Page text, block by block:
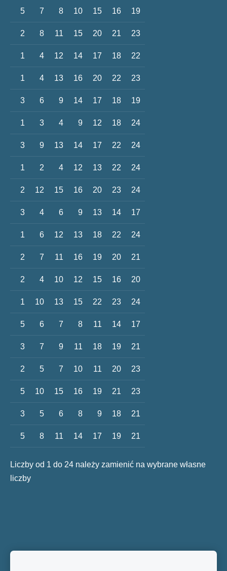
5 7 8 10 15 16 19
2 8 11 15 20 21 23
1 4 12 14 17 18 22
1 4 13 16 20 22 23
3 6 9 14 17 18 19
1 3 4 9 12 18 24
3 9 13 14 17 22 24
1 2 4 12 13 22 24
2 12 15 16 20 23 24
3 4 6 9 13 14 17
1 6 12 13 18 22 24
2 7 11 16 19 20 21
2 4 10 12 15 16 20
1 10 13 15 22 23 24
5 6 7 8 11 14 17
3 7 9 11 18 19 21
2 5 7 10 11 20 23
5 10 15 16 19 21 23
3 5 6 8 9 18 21
5 8 11 14 17 19 21
Liczby od 1 do 24 należy zamienić na wybrane własne
liczby